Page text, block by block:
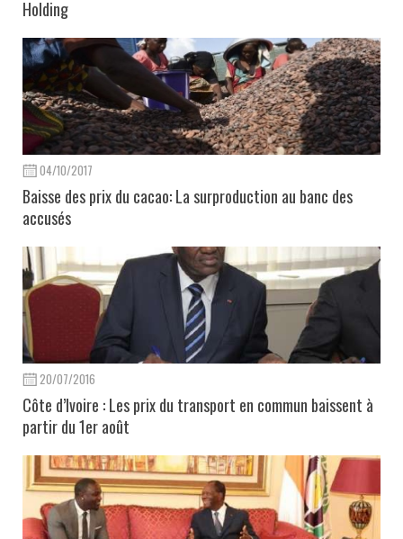
Holding
04/10/2017
Baisse des prix du cacao: La surproduction au banc des
accusés
20/07/2016
Côte d’Ivoire : Les prix du transport en commun baissent à
partir du 1er août